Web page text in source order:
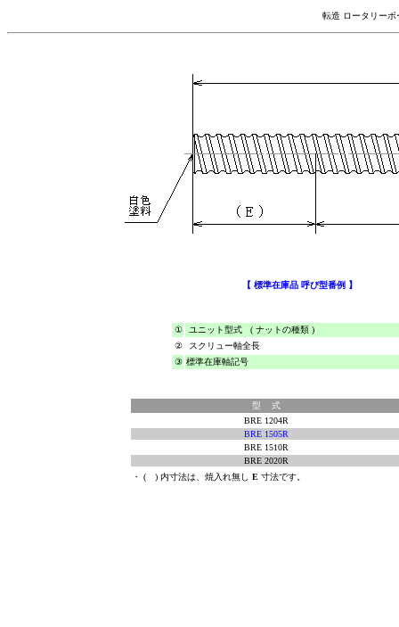
転造 ロータリー
【 標準在庫品 呼び型番例 】
①
ユニット型式 ( ナットの種類 )
②
スクリュー軸全長
③ 標準在庫軸記号
型 式
BRE 1204R
BRE 1505R
BRE 1510R
BRE 2020R
・ ( ) 内寸法は、焼入れ無し E 寸法です。